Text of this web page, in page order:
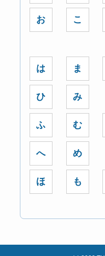
お こ
は
ひ
ふ
へ
ほ
ま
み
む
め
も